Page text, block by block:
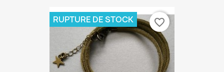
RUPTURE DE STOCK favorite_border